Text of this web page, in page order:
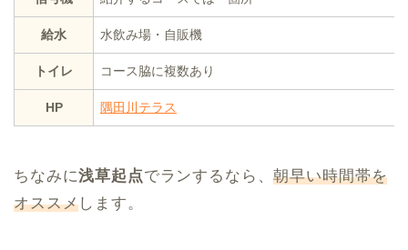
給水 水飲み場・自販機
トイレ コース脇に複数あり
HP 隅田川テラス
ちなみに浅草起点でランするなら、朝早い時間帯を
オススメします。